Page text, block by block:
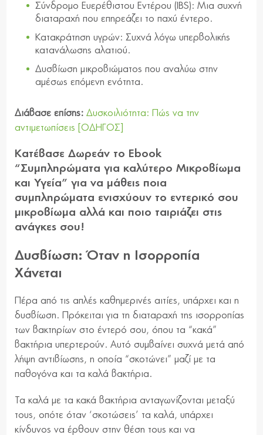
Σύνδρομο Ευερέθιστου Εντέρου (IBS): Μια συχνή
διαταραχή που επηρεάζει το παχύ έντερο.
Κατακράτηση υγρών: Συχνά λόγω υπερβολικής
κατανάλωσης αλατιού.
Δυσβίωση μικροβιώματος που αναλύω στην
αμέσως επόμενη ενότητα.
Διάβασε επίσης: Δυσκοιλιότητα: Πώς να την
αντιμετωπίσεις [ΟΔΗΓΟΣ]
Κατέβασε Δωρεάν το Ebook
“Συμπληρώματα για καλύτερο Μικροβίωμα
και Υγεία” για να μάθεις ποια
συμπληρώματα ενισχύουν το εντερικό σου
μικροβίωμα αλλά και ποιο ταιριάζει στις
ανάγκες σου!
Δυσβίωση: Όταν η Ισορροπία
Χάνεται
Πέρα από τις απλές καθημερινές αιτίες, υπάρχει και η
δυσβίωση. Πρόκειται για τη διαταραχή της ισορροπίας
των βακτηρίων στο έντερό σου, όπου τα “κακά”
βακτήρια υπερτερούν. Αυτό συμβαίνει συχνά μετά από
λήψη αντιβίωσης, η οποία “σκοτώνει” μαζί με τα
παθογόνα και τα καλά βακτήρια.
Τα καλά με τα κακά βακτήρια ανταγωνίζονται μεταξύ
τους, οπότε όταν ‘σκοτώσεις’ τα καλά, υπάρχει
κίνδυνος να έρθουν στην θέση τους και να